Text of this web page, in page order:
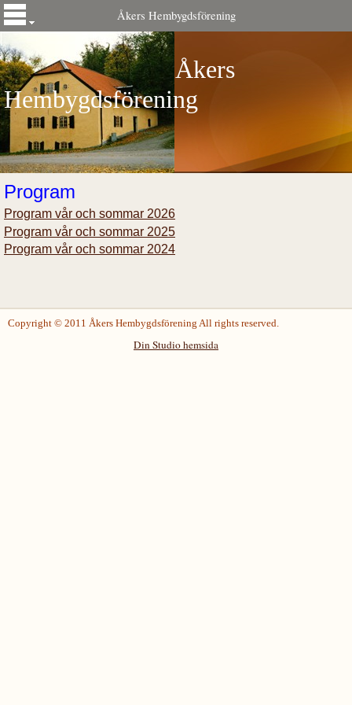
Åkers Hembygdsförening
Åkers
Hembygdsförening
Program
Program vår och sommar 2026
Program vår och sommar 2025
Program vår och sommar 2024
Copyright © 2011 Åkers Hembygdsförening All rights reserved.
Din Studio hemsida